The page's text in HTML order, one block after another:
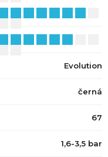
Evolution
černá
67
1,6-3,5 bar